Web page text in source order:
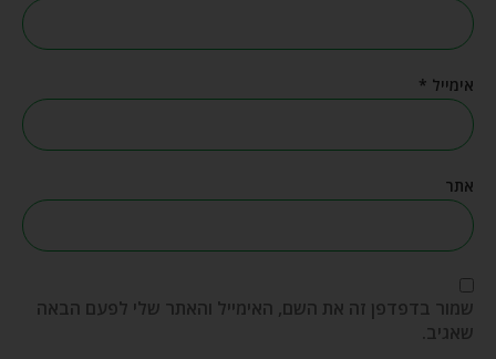
אימייל *
אתר
שמור בדפדפן זה את השם, האימייל והאתר שלי לפעם הבאה
שאגיב.